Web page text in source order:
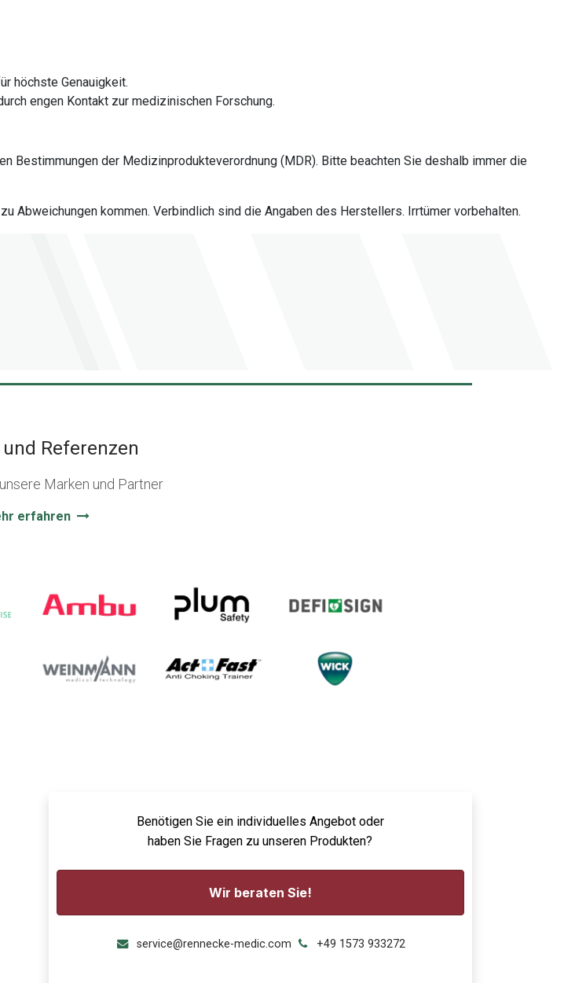
höchste Genauigkeit.
engen Kontakt zur medizinischen Forschung.
Bestimmungen der Medizinprodukteverordnung (MDR). Bitte beachten Sie deshalb immer die
Abweichungen kommen. Verbindlich sind die Angaben des Herstellers. Irrtümer vorbehalten.
Referenzen
Marken und Partner
erfahren
Benötigen Sie ein individuelles Angebot oder
haben Sie Fragen zu unseren Produkten?
Wir beraten Sie!
service@rennecke-medic.com +49 1573 933272